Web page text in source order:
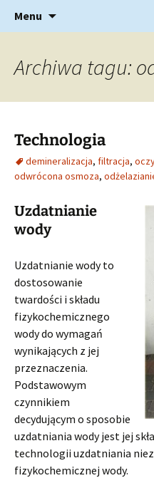
AquaSerwis
Uzdatnianie wody
Menu
Archiwa tagu:
Technologia
demineralizacja, filtracja,
odwrócona osmoza,
Uzdatnianie
wody
Uzdatnianie wody to
dostosowanie
twardości i składu
fizykochemicznego
wody do wymagań
wynikających z jej
przeznaczenia.
Podstawowym
czynnikiem
decydującym o sposobie
uzdatniania wody jest jej
technologii uzdatniania
fizykochemicznej wody.